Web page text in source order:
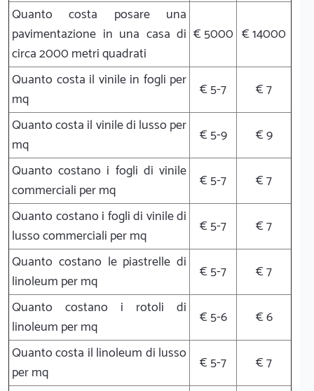
Quanto costa posare una
pavimentazione in una casa di
circa 2000 metri quadrati
€ 5000 € 14000
Quanto costa il vinile in fogli per
mq
€ 5-7
€ 7
Quanto costa il vinile di lusso per
mq
€ 5-9
€ 9
Quanto costano i fogli di vinile
commerciali per mq
€ 5-7
€ 7
Quanto costano i fogli di vinile di
lusso commerciali per mq
€ 5-7
€ 7
Quanto costano le piastrelle di
linoleum per mq
€ 5-7
€ 7
Quanto costano i rotoli di
linoleum per mq
€ 5-6
€ 6
Quanto costa il linoleum di lusso
per mq
€ 5-7
€ 7